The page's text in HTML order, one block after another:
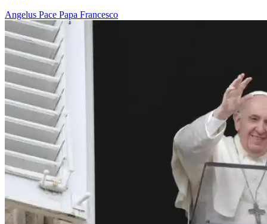
Angelus Pace Papa Francesco